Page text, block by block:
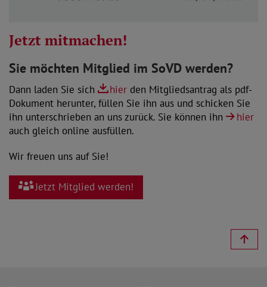
Jetzt mitmachen!
Sie möchten Mitglied im SoVD werden?
Dann laden Sie sich hier den Mitgliedsantrag als pdf-
Dokument herunter, füllen Sie ihn aus und schicken Sie
ihn unterschrieben an uns zurück. Sie können ihn
hier
auch gleich online ausfüllen.
Wir freuen uns auf Sie!
Jetzt Mitglied werden!